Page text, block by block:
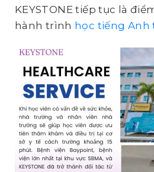
KEYSTONE tiếp tục là
hành trình học tiếng Anh